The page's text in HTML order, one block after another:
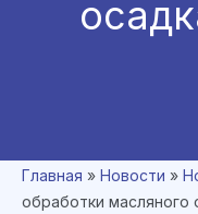
Главная » Новости »
обработки масляного